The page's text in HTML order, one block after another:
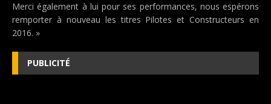
Merci également à lui pour ses performances, nous espérons
remporter à nouveau les titres Pilotes et Constructeurs en
2016. »
PUBLICITÉ